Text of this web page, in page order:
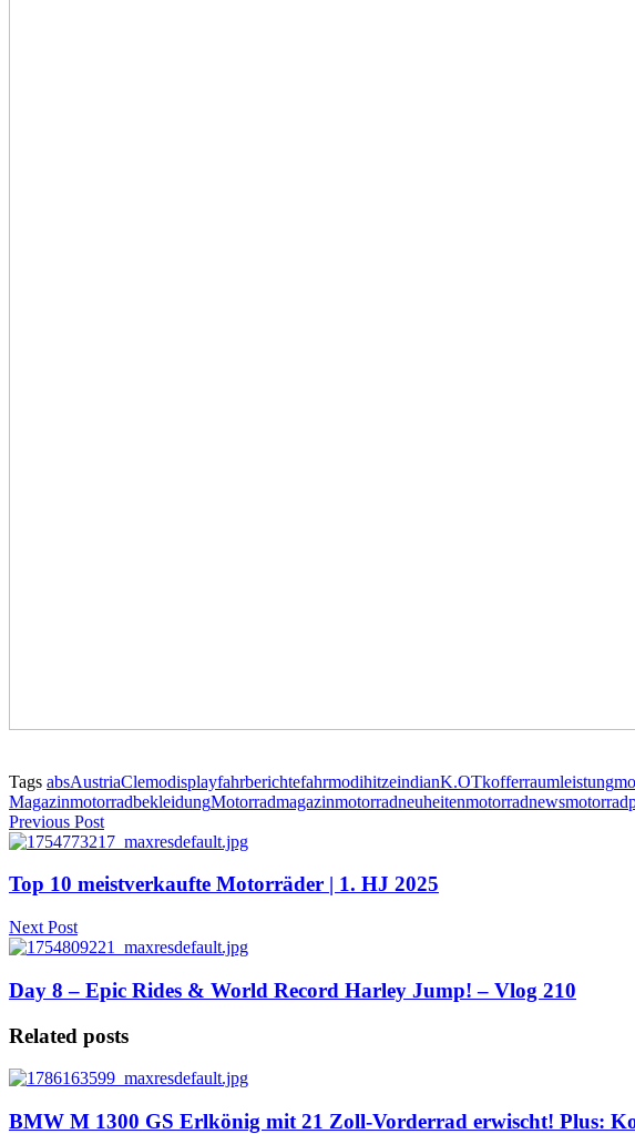
Tags absAustriaClemodisplayfahrberichtefahrmodihitzeindianK.OTkofferraumleistung
MagazinmotorradbekleidungMotorradmagazinmotorradneuheitenmotorradnews
Previous Post
Top 10 meistverkaufte Motorräder | 1. HJ 2025
Next Post
Day 8 – Epic Rides & World Record Harley Jump! – Vlog 210
Related posts
BMW M 1300 GS Erlkönig mit 21 Zoll-Vorderrad erwischt! Plus: